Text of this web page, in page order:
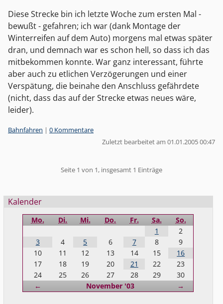
Diese Strecke bin ich letzte Woche zum ersten Mal -
bewußt - gefahren; ich war (dank Montage der
Winterreifen auf dem Auto) morgens mal etwas später
dran, und demnach war es schon hell, so dass ich das
mitbekommen konnte. War ganz interessant, führte
aber auch zu etlichen Verzögerungen und einer
Verspätung, die beinahe den Anschluss gefährdete
(nicht, dass das auf der Strecke etwas neues wäre,
leider).
Kategorien:
Bahnfahren | 0 Kommentare
Zuletzt bearbeitet am 01.01.2005 00:47
Seite 1 von 1, insgesamt 1 Einträge
Seitenleiste
Kalender
Mo. Di. Mi. Do. Fr. Sa. So.
← November '03 Vorwärts
→
1
2
3
4 5 6 7 8
9
10
11 12 13 14 15
16
17
18 19 20 21 22
23
24
25 26 27 28 29 30